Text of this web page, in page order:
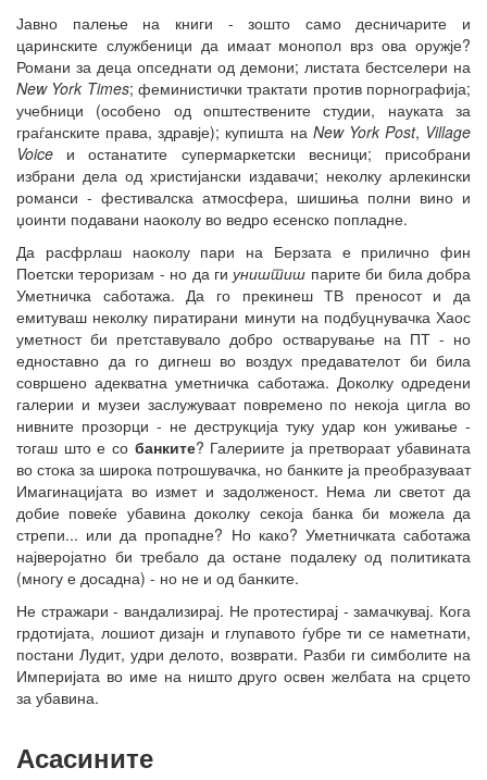
Јавно палење на книги - зошто само десничарите и
царинските службеници да имаат монопол врз ова оружје?
Романи за деца опседнати од демони; листата бестселери на
New York Times; феминистички трактати против порнографија;
учебници (особено од општествените студии, науката за
граѓанските права, здравје); купишта на New York Post, Village
Voice и останатите супермаркетски весници; присобрани
избрани дела од христијански издавачи; неколку арлекински
романси - фестивалска атмосфера, шишиња полни вино и
џоинти подавани наоколу во ведро есенско попладне.
Да расфрлаш наоколу пари на Берзата е прилично фин
Поетски тероризам - но да гиуништиш парите би била добра
Уметничка саботажа. Да го прекинеш ТВ преносот и да
емитуваш неколку пиратирани минути на подбуцнувачка Хаос
уметност би претставувало добро остварување на ПТ - но
едноставно да го дигнеш во воздух предавателот би била
совршено адекватна уметничка саботажа. Доколку одредени
галерии и музеи заслужуваат повремено по некоја цигла во
нивните прозорци - не деструкција туку удар кон уживање -
тогаш што е со банките? Галериите ја претвораат убавината
во стока за широка потрошувачка, но банките ја преобразуваат
Имагинацијата во измет и задолженост. Нема ли светот да
добие повеќе убавина доколку секоја банка би можела да
стрепи... или да пропадне? Но како? Уметничката саботажа
најверојатно би требало да остане подалеку од политиката
(многу е досадна) - но не и од банките.
Не стражари - вандализирај. Не протестирај - замачкувај. Кога
грдотијата, лошиот дизајн и глупавото ѓубре ти се наметнати,
постани Лудит, удри делото, возврати. Разби ги симболите на
Империјата во име на ништо друго освен желбата на срцето
за убавина.
Асасините